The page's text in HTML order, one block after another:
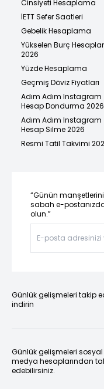
Cinsiyeti Hesaplama
İETT Sefer Saatleri
Gebelik Hesaplama
Yükselen Burç
2026
Yüzde Hesaplama
Geçmiş Döviz Fiyatları
Adım Adım Instagram
Hesap Dondurma 2026
Adım Adım Instagram
Hesap Silme 2026
Resmi Tatil Takvimi
“Günün
sabah e-
olun.”
Günlük gelişmeleri takip
indirin
Günlük gelişmeleri sosyal
medya hesaplarından
edebilirsiniz.